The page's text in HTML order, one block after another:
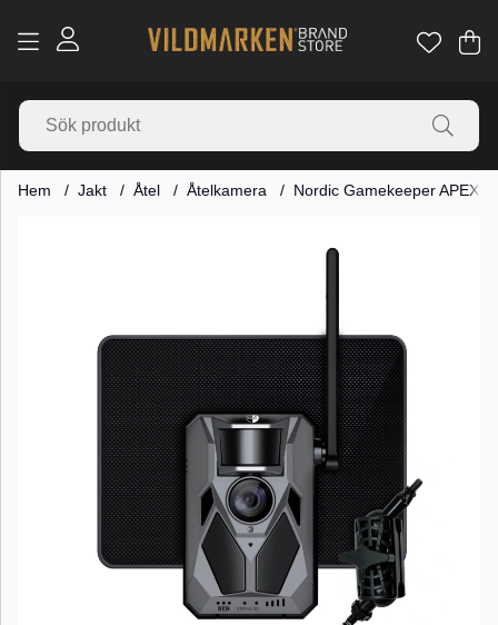
.
Hem Jakt Åtel Åtelkamera Nordic Gamekeeper APEX